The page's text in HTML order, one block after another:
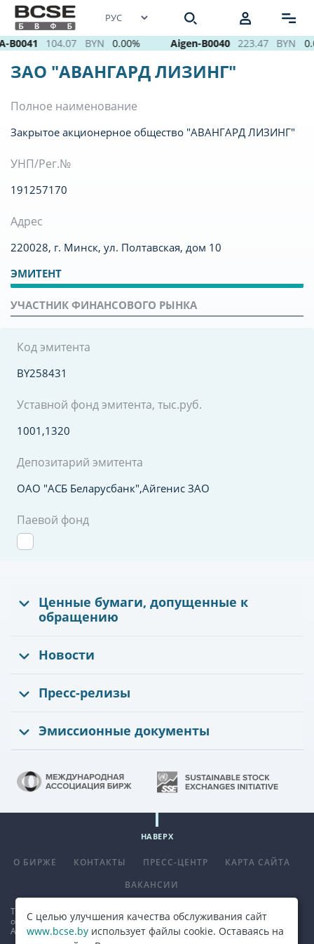
B0041 104.07 BYN 0.00% Aigen-B0040 223.47 BYN
ЗАО "АВАНГАРД ЛИЗИНГ"
Полное наименование
Закрытое акционерное общество "АВАНГАРД ЛИЗИНГ"
УНП/Рег.№
191257170
Адрес
220028, г. Минск, ул. Полтавская, дом 10
ЭМИТЕНТ
УЧАСТНИК ФИНАНСОВОГО РЫНКА
Код эмитента
BY258431
Уставной фонд эмитента, тыс.руб.
1001,1320
Депозитарий эмитента
ОАО "АСБ Беларусбанк",Айгенис ЗАО
Паевой фонд
Ценные бумаги, допущенные к
обращению
Новости
Пресс-релизы
Эмиссионные документы
О БИРЖЕ КОНТАКТЫ ПРЕСС-ЦЕНТР
КАРТА САЙТА
ВАКАНСИИ
Телефон +375 (17) 390 14 70
. E-mail:
office@bcse.by .
Адрес: 220013 г. Минск ул. Сурганова д. 48а.Карта проезда
НАВЕРХ
С целью улучшения качества обслуживания сайт
www.bcse.by использует файлы cookie. Оставаясь на